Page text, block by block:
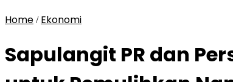
Home / Ekonomi
Sapulangit PR dan